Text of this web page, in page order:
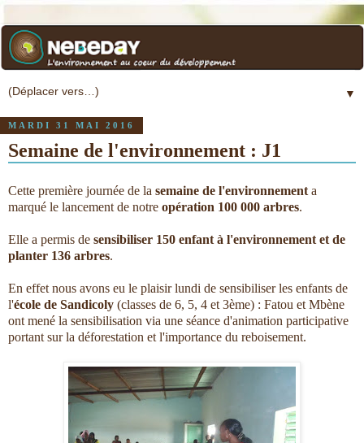
▼
MARDI 31 MAI 2016
Semaine de l'environnement : J1
Cette première journée de la semaine de l'environnement a
marqué le lancement de notre opération 100 000 arbres.
Elle a permis de sensibiliser 150 enfant à l'environnement et de
planter 136 arbres.
En effet nous avons eu le plaisir lundi de sensibiliser les enfants de
l'école de Sandicoly (classes de 6, 5, 4 et 3ème) : Fatou et Mbène
ont mené la sensibilisation via une séance d'animation participative
portant sur la déforestation et l'importance du reboisement.